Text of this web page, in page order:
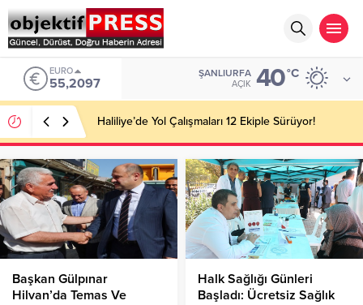
EURO
55,2097
ŞANLIURFA
AÇIK 40°C
Haliliye’de Yol Çalışmaları 12 Ekiple Sürüyor!
Başkan Gülpınar
Hilvan’da Temas Ve
Halk Sağlığı Günleri
Başladı: Ücretsiz Sağlık